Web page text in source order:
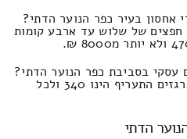
אחסון בעיר כפר הנוער הדתי?
חפצים של שלוש עד ארבע קומות
בסביבת כפר הנוער הדתי?
התעריף הוא עבור מספר 510 ארגזים התעריף הינו 340 ולכל
הדתי